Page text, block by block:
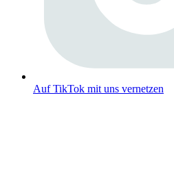
Auf TikTok mit uns vernetzen